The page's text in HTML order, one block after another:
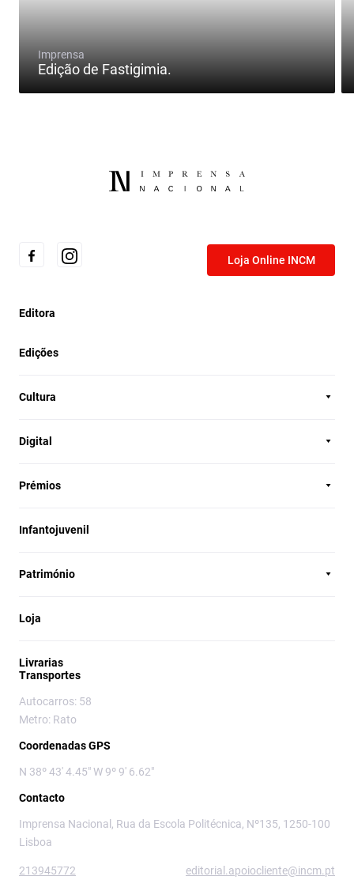
Imprensa
Edição de Fastigimia.
Loja Online INCM
Editora
Edições
Cultura
Digital
Prémios
Infantojuvenil
Património
Loja
Livrarias
Transportes
Autocarros: 58
Metro: Rato
Coordenadas GPS
N 38º 43' 4.45" W 9º 9' 6.62"
Contacto
Imprensa Nacional, Rua da Escola Politécnica, Nº135, 1250-100
Lisboa
213945772 editorial.apoiocliente@incm.pt